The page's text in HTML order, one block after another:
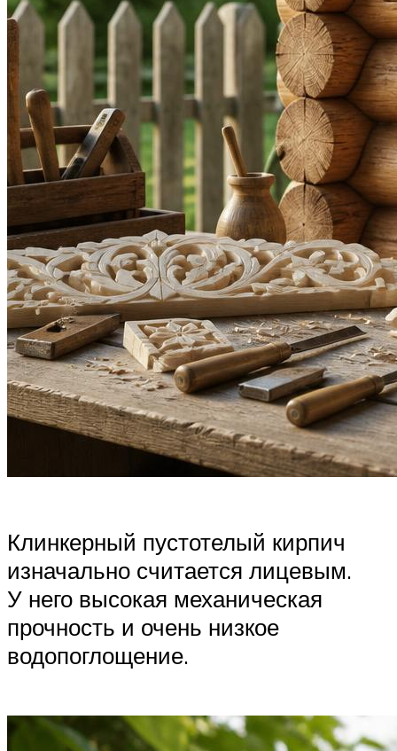
Клинкерный пустотелый кирпич
изначально считается лицевым.
У него высокая механическая
прочность и очень низкое
водопоглощение.